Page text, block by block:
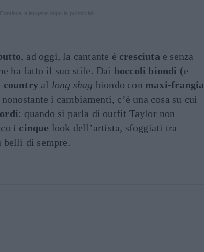
, ad oggi, la cantante è cresciuta e senza
ha fatto il suo stile. Dai boccoli biondi (e
country al long shag biondo con maxi-frangia
i cambiamenti, c’è una cosa su cui
: quando si parla di outfit Taylor non
i cinque look dell’artista, sfoggiati tra
belli di sempre.